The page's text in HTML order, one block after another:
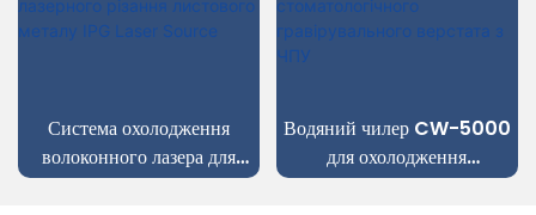
Система охолодження
волоконного лазера для
лазерного різання листового
Водяний чилер CW-5000
для охолодження
стоматологічного